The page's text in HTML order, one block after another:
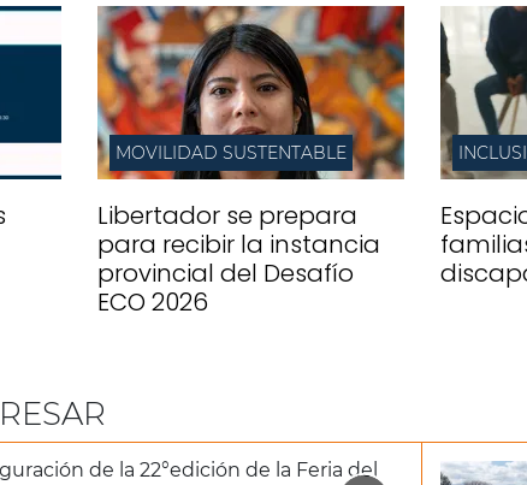
MOVILIDAD SUSTENTABLE
Libertador se prepara
para recibir la instancia
provincial del Desafío
ECO 2026